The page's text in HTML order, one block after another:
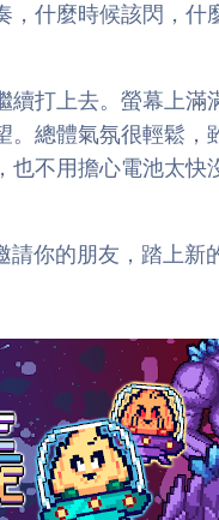
什麼時候該閃，
打上去。螢幕上
總體氣氛很輕鬆
不用擔心電池太
你的朋友，踏上新